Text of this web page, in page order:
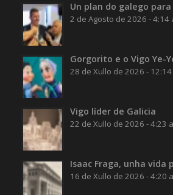
Un plan do galego para
2 de Agosto de 2026 - 4:14
Gorgorito e o Vigo Ye-
28 de Xullo de 2026 - 12:14
Vigo líder de Galicia
22 de Xullo de 2026 - 4:23
Isaac Fraga, unha vida
16 de Xullo de 2026 - 4:20